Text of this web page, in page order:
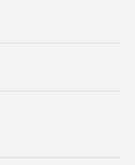
ноты.
легче